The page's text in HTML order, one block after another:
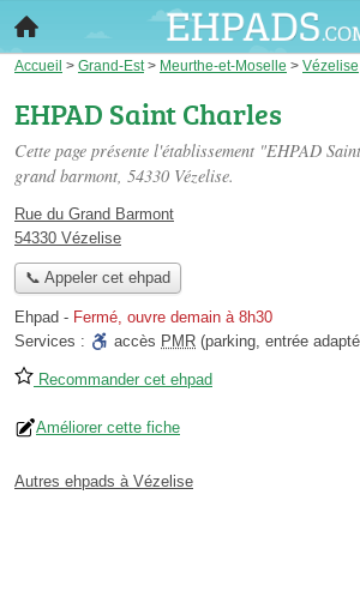
Accueil > Grand-Est> Meurthe-et-Moselle > Vézelise
EHPAD Saint Charles
Cette page présente l'établissement "EHPAD
grand barmont, 54330 Vézelise.
Rue du Grand Barmont
54330 Vézelise
📞 Appeler cet ehpad
Ehpad - Fermé, ouvre demain à 8h30
Services :
accès PMR (parking, entrée
Recommander cet ehpad
Améliorer cette fiche
Autres ehpads à Vézelise